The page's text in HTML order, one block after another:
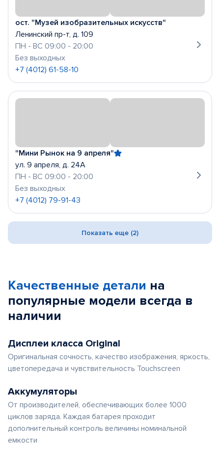
ост. "Музей изобразительных искусств"
Ленинский пр-т, д. 109
ПН - ВС 09:00 - 20:00
Без выходных
+7 (4012) 61-58-10
"Мини Рынок на 9 апреля"
ул. 9 апреля, д. 24А
ПН - ВС 09:00 - 20:00
Без выходных
+7 (4012) 79-91-43
Показать еще (2)
Качественные детали на
популярные модели всегда в
наличии
Дисплеи класса Original
Оригинальная сочность, качество изображения, яркость,
цветопередача и чувствительность Touchscreen
Аккумуляторы
От производителей, обеспечивающих более 1000
циклов заряда. Каждая батарея проходит
дополнительный контроль величины номинальной
емкости